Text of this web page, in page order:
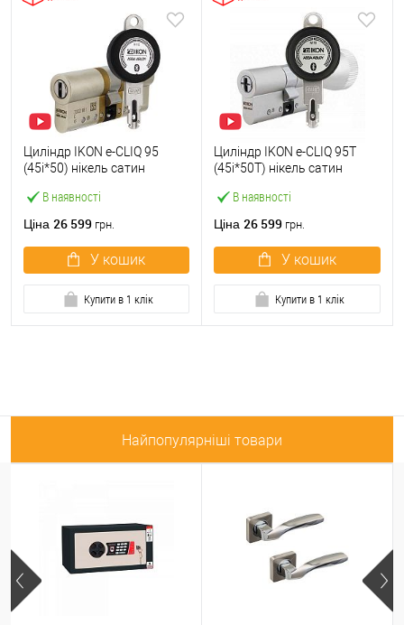
В наявності
Циліндр IKON e-CLIQ 95
(45i*50) нікель сатин
Ціна 26 599 грн.
У кошик
Купити в 1 клік
В наявності
Циліндр IKON e-CLIQ 95T
(45i*50T) нікель сатин
Ціна 26 599 грн.
У кошик
Купити в 1 клік
Найпопулярніші товари